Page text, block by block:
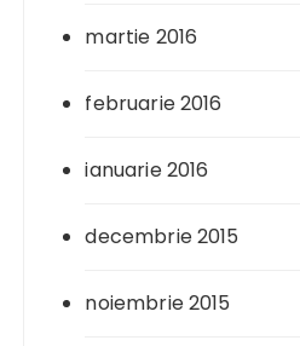
martie 2016
februarie 2016
ianuarie 2016
decembrie 2015
noiembrie 2015